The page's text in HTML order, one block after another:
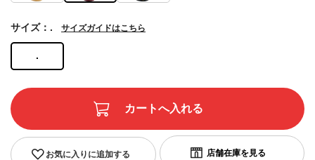
.
サイズ：. サイズガイドはこちら
お気に入りに追加する